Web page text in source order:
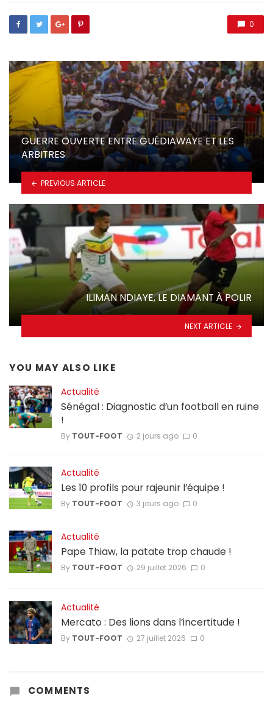
0
GUERRE OUVERTE ENTRE GUÉDIAWAYE ET LES
ARBITRES
PREVIOUS ARTICLE
ILIMAN NDIAYE, LE DIAMANT À POLIR
NEXT ARTICLE
YOU MAY ALSO LIKE
Actualité
Sénégal : Diagnostic d’un football en ruine
!
By TOUT-FOOT 2 jours ago 0
Actualité
Les 10 profils pour rajeunir l’équipe !
By TOUT-FOOT 3 jours ago 0
Actualité
Pape Thiaw, la patate trop chaude !
By TOUT-FOOT 29 juillet 2026 0
Actualité
Mercato : Des lions dans l’incertitude !
By TOUT-FOOT 27 juillet 2026 0
COMMENTS